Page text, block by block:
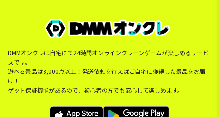
DMMオンクレは自宅にて24時間オンラインクレーンゲームが楽しめるサービ
スです。
遊べる景品は3,000点以上！発送依頼を行えばご自宅に獲得した景品をお届
け！
ゲット保証機能があるので、初心者の方でも安心して楽しめます。